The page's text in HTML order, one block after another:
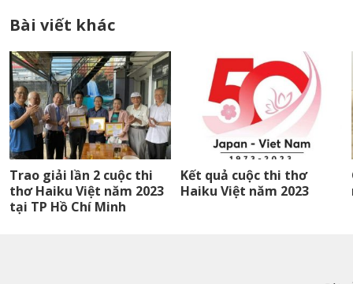
Bài viết khác
Trao giải lần 2 cuộc thi
thơ Haiku Việt năm 2023
tại TP Hồ Chí Minh
Kết quả cuộc thi thơ
Haiku Việt năm 2023